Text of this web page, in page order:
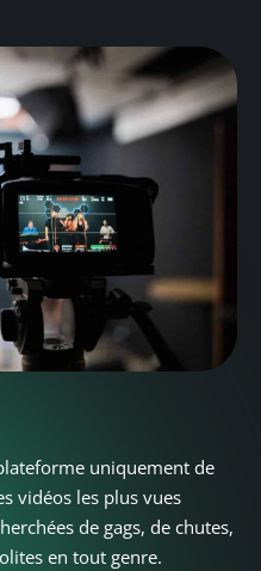
uniquement de
vidéos les plus vues
de gags, de chutes,
en tout genre.